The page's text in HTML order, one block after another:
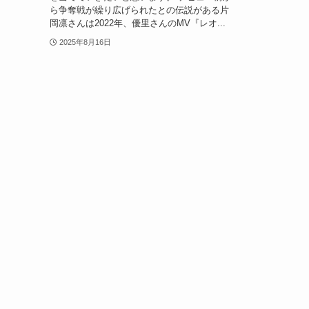
ら争奪戦が繰り広げられたとの伝説がある片
岡凛さんは2022年、優里さんのMV『レオ...
2025年8月16日